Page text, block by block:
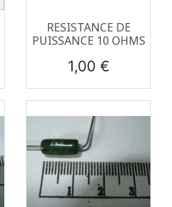
RESISTANCE DE
PUISSANCE 10 OHMS
Prix
1,00 €